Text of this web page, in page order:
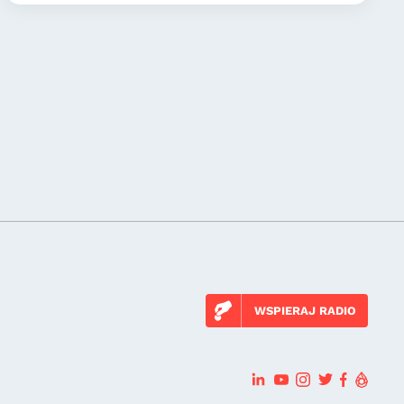
WSPIERAJ RADIO